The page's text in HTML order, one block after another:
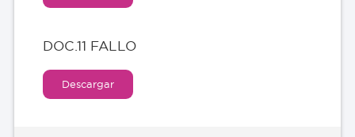
DOC.11 FALLO
Descargar